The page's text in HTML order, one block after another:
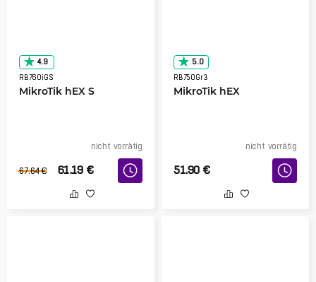
4.9
RB760iGS
MikroTik hEX S
nicht vorrätig
67.64 € 61.19 €
5.0
RB750Gr3
MikroTik hEX
nicht vorrätig
51.90 €